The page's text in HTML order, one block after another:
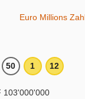
Euro Millions
50 1 12
103'000'000